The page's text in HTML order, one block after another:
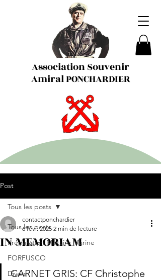
Association Souvenir
Amiral PONCHARDIER
Post
Tous les posts
Préparation Militaire Marine
FORFUSCO
Divers
Tous les posts
IN MEMORIAM
contactponchardier
6 févr. 2025 2 min de lecture
CARNET GRIS: CF Christophe